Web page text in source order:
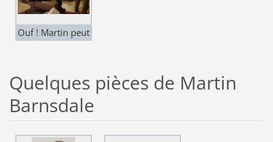
occupé !
Ouf ! Martin peut
Quelques pièces de Martin
Barnsdale